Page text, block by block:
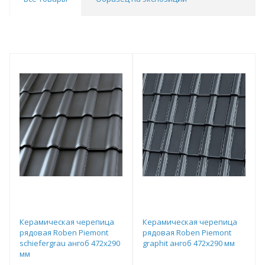
Керамическая черепица
рядовая Roben Piemont
schiefergrau ангоб 472х290
мм
Керамическая черепица
рядовая Roben Piemont
graphit ангоб 472х290 мм